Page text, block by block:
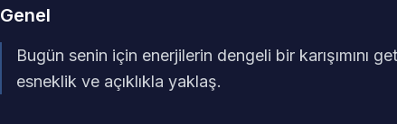
Genel
Bugün senin için enerjilerin dengeli bir karışımını
esneklik ve açıklıkla yaklaş.